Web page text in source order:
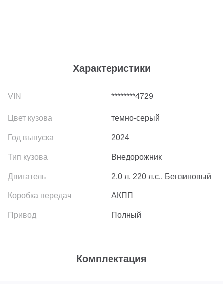
Характеристики
********4729
темно-серый
2024
Внедорожник
2.0 л, 220 л.с., Бензиновый
АКПП
Полный
Комплектация